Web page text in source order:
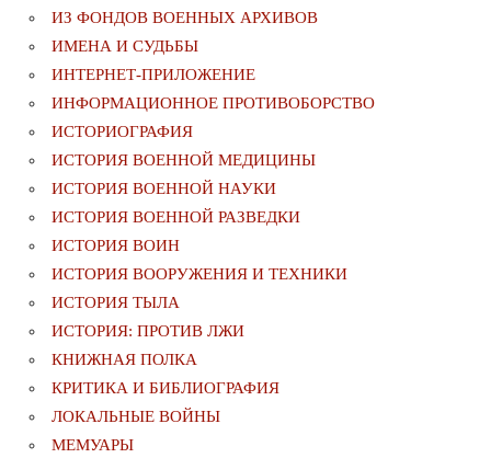
ИЗ ФОНДОВ ВОЕННЫХ АРХИВОВ
ИМЕНА И СУДЬБЫ
ИНТЕРНЕТ-ПРИЛОЖЕНИЕ
ИНФОРМАЦИОННОЕ ПРОТИВОБОРСТВО
ИСТОРИОГРАФИЯ
ИСТОРИЯ ВОЕННОЙ МЕДИЦИНЫ
ИСТОРИЯ ВОЕННОЙ НАУКИ
ИСТОРИЯ ВОЕННОЙ РАЗВЕДКИ
ИСТОРИЯ ВОИН
ИСТОРИЯ ВООРУЖЕНИЯ И ТЕХНИКИ
ИСТОРИЯ ТЫЛА
ИСТОРИЯ: ПРОТИВ ЛЖИ
КНИЖНАЯ ПОЛКА
КРИТИКА И БИБЛИОГРАФИЯ
ЛОКАЛЬНЫЕ ВОЙНЫ
МЕМУАРЫ